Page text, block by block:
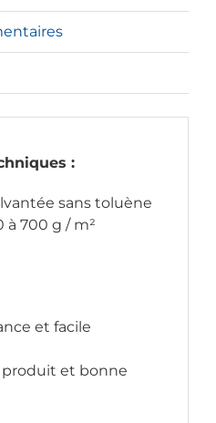
:
sans toluène
à 700 g / m²
et facile
produit et bonne